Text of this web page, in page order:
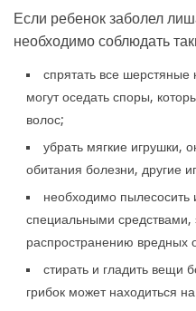
Если ребенок заболел
необходимо соблюдать
спрятать все шерстяные
могут оседать споры,
волос;
убрать мягкие игрушки,
обитания болезни, другие
необходимо
специальными средствами,
распространению вредных
стирать и гладить вещи
грибок может находиться